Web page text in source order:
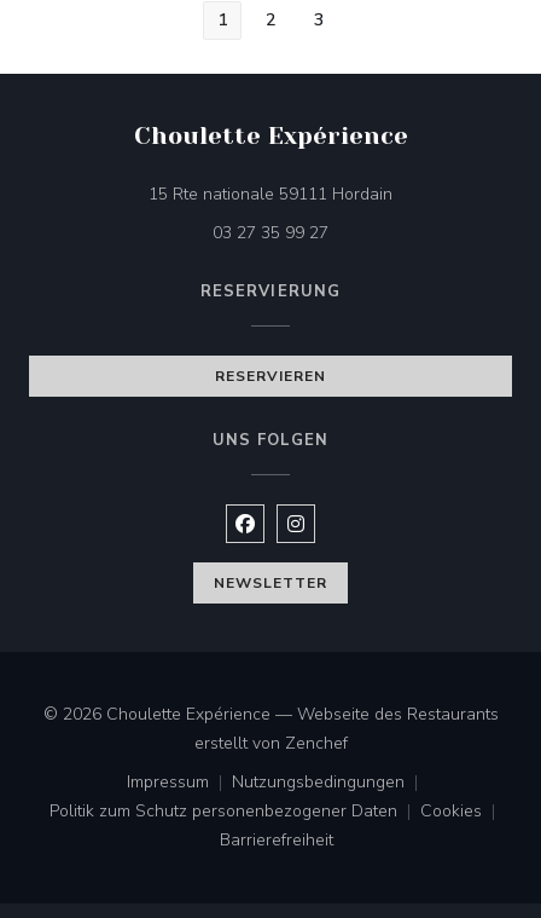
1 2 3
Choulette Expérience
15 Rte nationale 59111 Hordain
03 27 35 99 27
RESERVIERUNG
RESERVIEREN
UNS FOLGEN
Facebook ((öffnet ein neues
Instagram ((öffnet ein neues
NEWSLETTER
© 2026 Choulette Expérience — Webseite des Restaurants
erstellt von Zenchef((öffnet ein neues
Impressum
((öffnet ein neues Fenster))
Nutzungsbedingungen
((öffnet ein neues Fenster))
Politik zum Schutz personenbezogener Daten
((öffnet ein neues Fenster))
Cookies
((öffnet
Barrierefreiheit
((öffnet ein neues Fenster))